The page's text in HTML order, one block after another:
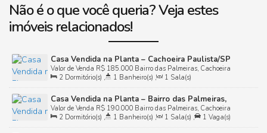
Não é o que você queria? Veja estes
imóveis relacionados!
Casa Vendida na Planta – Cachoeira Paulista/SP
R$ 185.000
Valor de Venda
Bairro das Palmeiras, Cachoeira
Paulista, São Paulo, Brasil
2 Dormitório(s) , 1 Banheiro(s) , 1 Sala(s)
Casa Vendida na Planta – Bairro das Palmeiras,
Cachoeira Paulista/SP
R$ 190.000
Valor de Venda
Bairro das Palmeiras, Cachoeira
Paulista, São Paulo, Brasil
2 Dormitório(s) , 1 Banheiro(s) , 1 Sala(s) , 1 Vaga(s)